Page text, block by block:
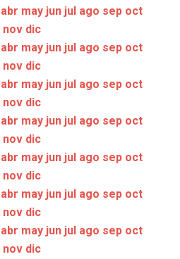
abr may jun jul ago sep oct
nov dic
abr may jun jul ago sep oct
nov dic
abr may jun jul ago sep oct
nov dic
abr may jun jul ago sep oct
nov dic
abr may jun jul ago sep oct
nov dic
abr may jun jul ago sep oct
nov dic
abr may jun jul ago sep oct
nov dic